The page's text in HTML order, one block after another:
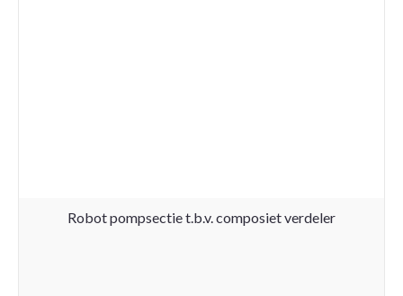
Robot pompsectie t.b.v. composiet verdeler